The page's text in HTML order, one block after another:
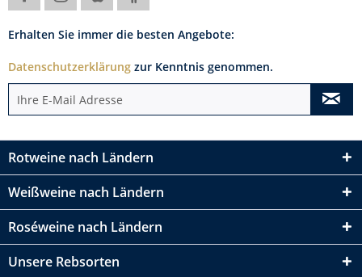
Erhalten Sie immer die besten Angebote:
Datenschutzerklärung zur Kenntnis genommen.
Rotweine nach Ländern
Weißweine nach Ländern
Roséweine nach Ländern
Unsere Rebsorten